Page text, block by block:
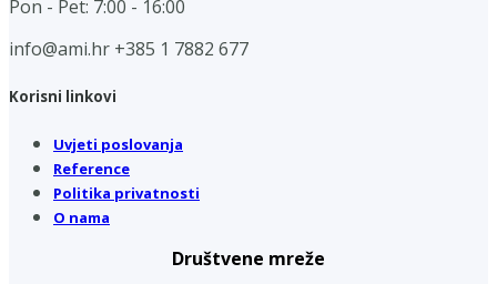
Pon - Pet: 7:00 - 16:00
info@ami.hr +385 1 7882 677
Korisni linkovi
Uvjeti poslovanja
Reference
Politika privatnosti
O nama
Društvene mreže